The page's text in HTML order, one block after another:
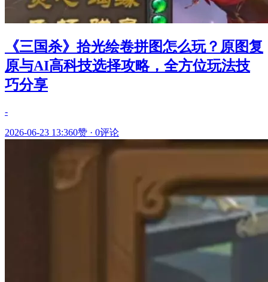
《三国杀》拾光绘卷拼图怎么玩？原图复
原与AI高科技选择攻略，全方位玩法技
巧分享
-
2026-06-23 13:360赞 · 0评论